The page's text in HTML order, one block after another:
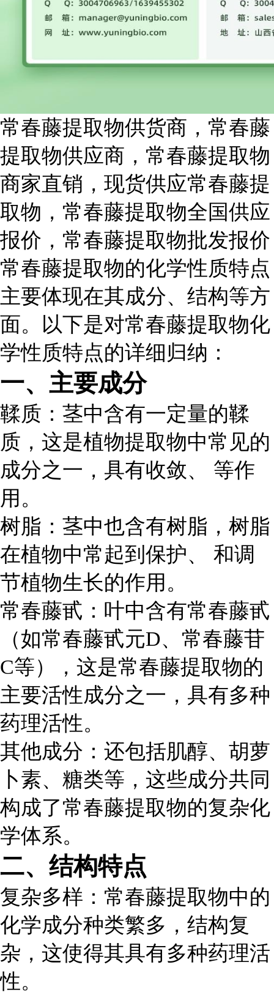
常春藤提取物供货商，常春藤
提取物供应商，常春藤提取物
商家直销，现货供应常春藤提
取物，常春藤提取物全国供应
报价，常春藤提取物批发报价
常春藤提取物的化学性质特点
主要体现在其成分、结构等方
面。以下是对常春藤提取物化
学性质特点的详细归纳：
一、主要成分
鞣质 ：茎中含有一定量的鞣
质，这是植物提取物中常见的
成分之一，具有收敛、 等作
用。
树脂 ：茎中也含有树脂，树脂
在植物中常起到保护、 和调
节植物生长的作用。
常春藤甙 ：叶中含有常春藤甙
（如常春藤甙元D、常春藤苷
C等），这是常春藤提取物的
主要活性成分之一，具有多种
药理活性。
其他成分 ：还包括肌醇、胡萝
卜素、糖类等，这些成分共同
构成了常春藤提取物的复杂化
学体系。
二、结构特点
复杂多样 ：常春藤提取物中的
化学成分种类繁多，结构复
杂，这使得其具有多种药理活
性。